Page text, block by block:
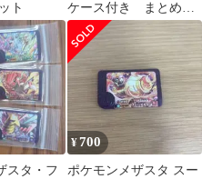
ト
ケース付き まとめ売
り
スタ・フ
¥700
ポケモンメザスタ スー